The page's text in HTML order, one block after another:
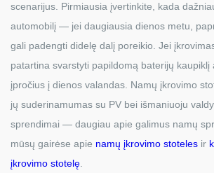
scenarijus. Pirmiausia įvertinkite, kada
automobilį — jei daugiausia dienos metu,
gali padengti didelę dalį poreikio. Jei
patartina svarstyti papildomą baterijų kaupiklį
įpročius į dienos valandas. Namų įkrovimo
jų suderinamumas su PV bei išmaniuoju
sprendimai — daugiau apie galimus namų
mūsų gairėse apie namų įkrovimo stoteles ir
įkrovimo stotelę